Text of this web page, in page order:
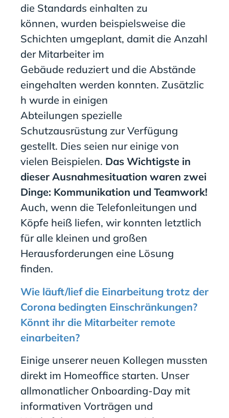
die Standards einhalten zu
können, wurden beispielsweise die
Schichten umgeplant, damit die Anzahl
der Mitarbeiter im
Gebäude reduziert und die Abstände
eingehalten werden konnten. Zusätzlic
h wurde in einigen
Abteilungen spezielle
Schutzausrüstung zur Verfügung
gestellt. Dies seien nur einige von
vielen Beispielen. Das Wichtigste in
dieser Ausnahmesituation waren zwei
Dinge: Kommunikation und Teamwork!
Auch, wenn die Telefonleitungen und
Köpfe heiß liefen, wir konnten letztlich
für alle kleinen und großen
Herausforderungen eine Lösung
finden.
Wie läuft/lief die Einarbeitung trotz der
Corona bedingten Einschränkungen?
Könnt ihr die Mitarbeiter remote
einarbeiten?
Einige unserer neuen Kollegen mussten
direkt im Homeoffice starten. Unser
allmonatlicher Onboarding-Day mit
informativen Vorträgen und